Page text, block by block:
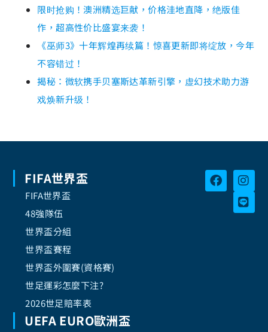
限时抢购！澳洲精选巨献，价格洼地直降，绝版佳
作，超高性价比盛宴来袭！
《巫师3》十年辉煌再续篇！惊喜更新即将绽放，今年
不容错过！
揭秘：微软携手贝塞斯达革新引擎，虚幻技术助力游
戏焕新升级！
FIFA世界盃
FIFA世界盃
48強隊伍
世界盃分組
世界盃賽程
世界盃外圍賽(資格賽)
世足運彩怎麼下注?
2026世足賠率表
UEFA EURO歐洲盃